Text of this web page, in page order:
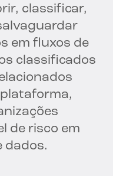
classificar,
em fluxos de
classificados
de risco em
dados.